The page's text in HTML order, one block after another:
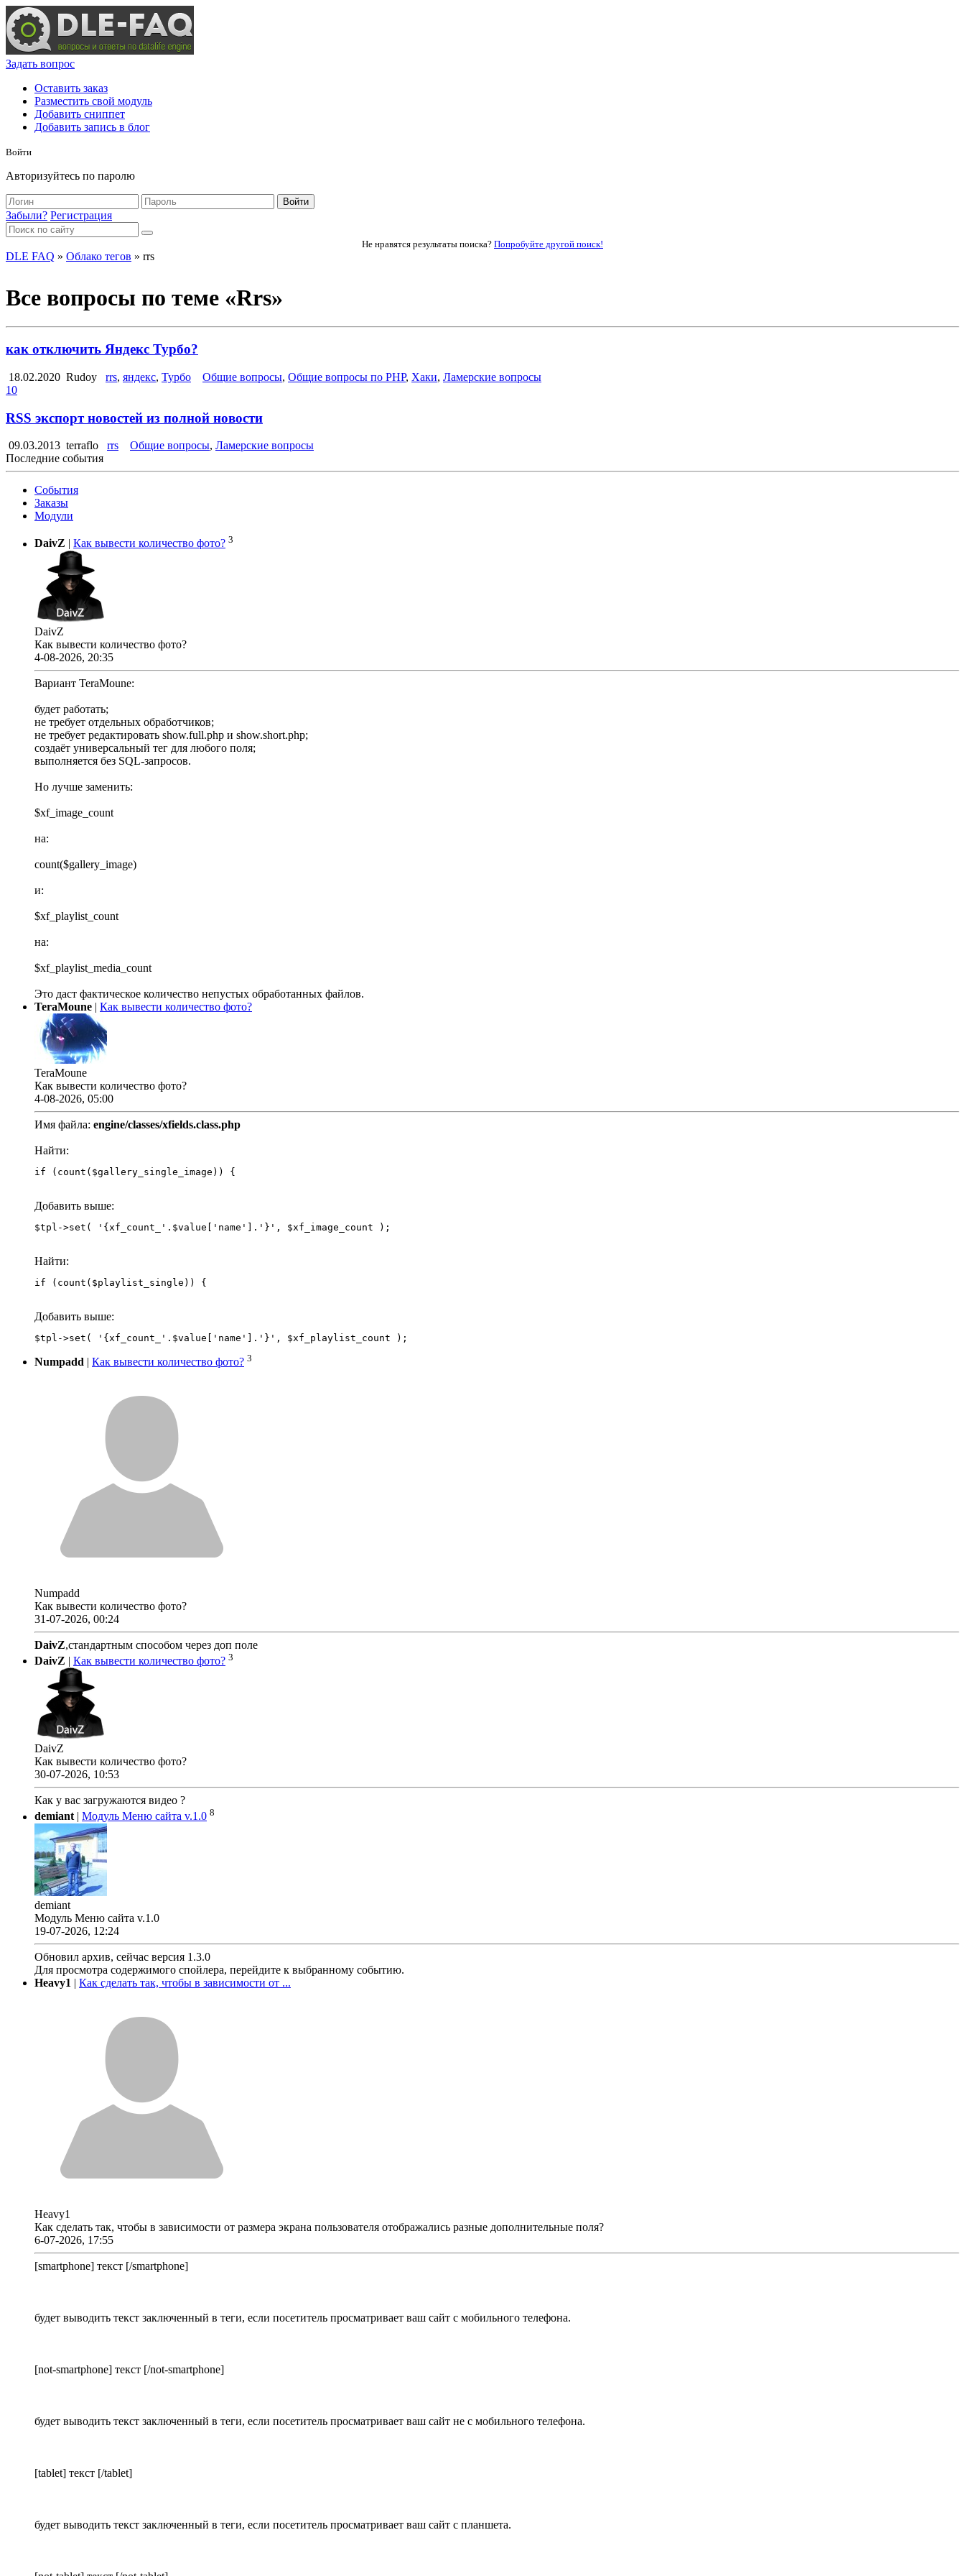
Задать вопрос
Оставить заказ
Разместить свой модуль
Добавить сниппет
Добавить запись в блог
Войти
Авторизуйтесь по паролю
Войти
Забыли? Регистрация
Не нравятся результаты поиска? Попробуйте другой поиск!
DLE FAQ » Облако тегов » rrs
Все вопросы по теме «Rrs»
как отключить Яндекс Турбо?
18.02.2020 Rudoy rrs, яндекс, Турбо Общие вопросы, Общие вопросы по PHP, Хаки, Ламерские вопросы
10
RSS экспорт новостей из полной новости
09.03.2013 terraflo rrs Общие вопросы, Ламерские вопросы
Последние события
События
Заказы
Модули
DaivZ Как вывести количество фото? 3
DaivZ
Как вывести количество фото?
4-08-2026, 20:35
Вариант TeraMoune:
будет работать;
не требует отдельных обработчиков;
не требует редактировать show.full.php и show.short.php;
создаёт универсальный тег для любого поля;
выполняется без SQL-запросов.
Но лучше заменить:
$xf_image_count
на:
count($gallery_image)
и:
$xf_playlist_count
на:
$xf_playlist_media_count
Это даст фактическое количество непустых обработанных файлов.
TeraMoune | Как вывести количество фото?
TeraMoune
Как вывести количество фото?
4-08-2026, 05:00
Имя файла: engine/classes/xfields.class.php
Найти:
if (count($gallery_single_image)) {
Добавить выше:
Найти:
if (count($playlist_single)) {
Добавить выше:
Numpadd | Как вывести количество фото? 3
Numpadd
Как вывести количество фото?
31-07-2026, 00:24
DaivZ,стандартным способом через доп поле
DaivZ | Как вывести количество фото? 3
DaivZ
Как вывести количество фото?
30-07-2026, 10:53
Как у вас загружаются видео ?
demiant| Модуль Меню сайта v.1.0 8
demiant
Модуль Меню сайта v.1.0
19-07-2026, 12:24
Обновил архив, сейчас версия 1.3.0
Для просмотра содержимого спойлера, перейдите к выбранному событию.
Heavy1 | Как сделать так, чтобы в зависимости от ...
Heavy1
Как сделать так, чтобы в зависимости от размера экрана пользователя отображались разные дополнительные поля?
6-07-2026, 17:55
[smartphone] текст [/smartphone]
будет выводить текст заключенный в теги, если посетитель просматривает ваш сайт с мобильного телефона.
[not-smartphone] текст [/not-smartphone]
будет выводить текст заключенный в теги, если посетитель просматривает ваш сайт не с мобильного телефона.
[tablet] текст [/tablet]
будет выводить текст заключенный в теги, если посетитель просматривает ваш сайт с планшета.